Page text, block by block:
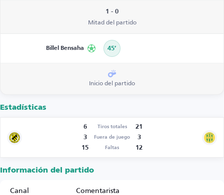
1 - 0
Mitad del partido
Billel Bensaha 45’
Inicio del partido
Estadísticas
6 Tiros totales
21
3
Fuera de juego
3
15
Faltas 12
Información del partido
Canal Comentarista